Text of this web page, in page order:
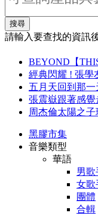
搜尋
請輸入要查找的資訊
BEYOND【
經典閃耀 ! 張學
五月天回到那
張震嶽跟著感
周杰倫太陽之子
黑膠市集
音樂類型
華語
男歌
女歌
團體
合輯